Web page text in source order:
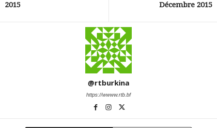
2015
Décembre 2015
@rtburkina
https://wwww.rtb.bf